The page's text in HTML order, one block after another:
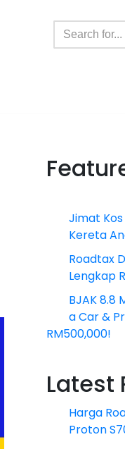
Jimat
Kereta
Roadtax
Lengkap
BJAK 8.8
a Car &
RM500,000!
Latest
Harga
Proton